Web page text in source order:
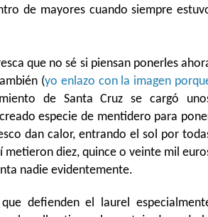
de mayores cuando siempre
que no sé si piensan ponerles
(yo enlazo con la imagen
de Santa Cruz se cargó
especie de mentidero para
dan calor, entrando el sol por
metieron diez, quince o veinte mil
nadie evidentemente.
defienden el laurel